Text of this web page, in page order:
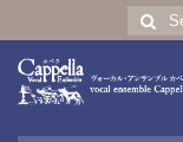
Search
for: